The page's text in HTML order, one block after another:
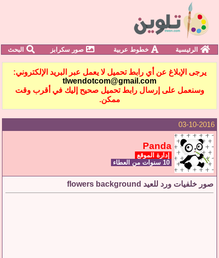
الرئيسية خطوط عربية صور سكرابز البحث
يرجى الإبلاغ عن أي رابط تحميل لا يعمل عبر البريد الإلكتروني:
tlwendotcom@gmail.com
وسنعمل على إرسال رابط تحميل صحيح إليك في أقرب وقت
ممكن.
03-10-2016
Panda
إدارة الموقع
صور خلفيات ورد للعيد flowers background